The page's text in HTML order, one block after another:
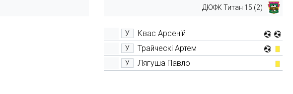
ДЮФК Титан 15 (2)
У Квас Арсеній
У Трайческі Артем
У Лягуша Павло